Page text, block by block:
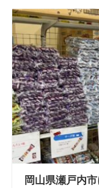
岡山県瀬戸内